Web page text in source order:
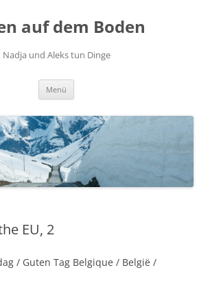
auf dem Boden
Nadja und Aleks tun Dinge
Menü
EU, 2
/ Guten Tag Belgique / België /